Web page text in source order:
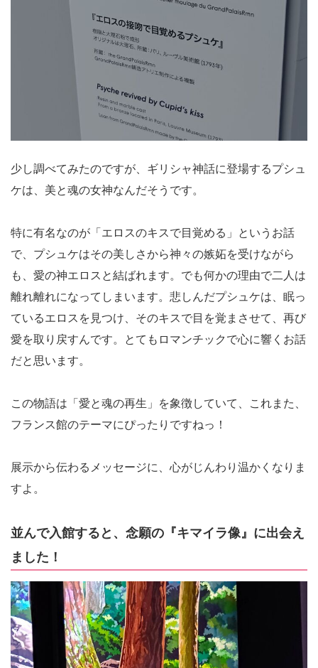
少し調べてみたのですが、ギリシャ神話に登場するプシュ
ケは、美と魂の女神なんだそうです。
特に有名なのが「エロスのキスで目覚める」というお話
で、プシュケはその美しさから神々の嫉妬を受けながら
も、愛の神エロスと結ばれます。でも何かの理由で二人は
離れ離れになってしまいます。悲しんだプシュケは、眠っ
ているエロスを見つけ、そのキスで目を覚まさせて、再び
愛を取り戻すんです。とてもロマンチックで心に響くお話
だと思います。
この物語は「愛と魂の再生」を象徴していて、これまた、
フランス館のテーマにぴったりですねっ！
展示から伝わるメッセージに、心がじんわり温かくなりま
すよ。
並んで入館すると、念願の『キマイラ像』に出会え
ました！